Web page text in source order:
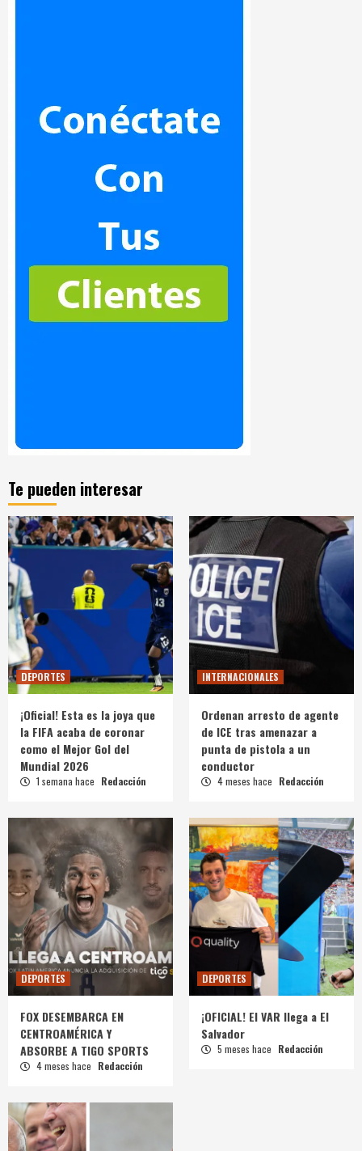
Te pueden interesar
DEPORTES
¡Oficial! Esta es la joya que
la FIFA acaba de coronar
como el Mejor Gol del
Mundial 2026
1 semana hace Redacción
INTERNACIONALES
Ordenan arresto de agente
de ICE tras amenazar a
punta de pistola a un
conductor
4 meses hace Redacción
DEPORTES
FOX DESEMBARCA EN
CENTROAMÉRICA Y
ABSORBE A TIGO SPORTS
4 meses hace Redacción
DEPORTES
¡OFICIAL! El VAR llega a El
Salvador
5 meses hace Redacción